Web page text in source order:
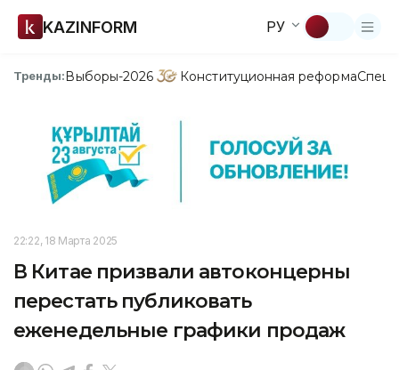
KAZINFORM РУ
Тренды:Выборы-2026 Конституционная реформа
22:22, 18 Марта 2025
В Китае призвали автоконцерны
перестать публиковать
еженедельные графики продаж